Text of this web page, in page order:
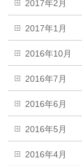
2017年2月
2017年1月
2016年10月
2016年7月
2016年6月
2016年5月
2016年4月